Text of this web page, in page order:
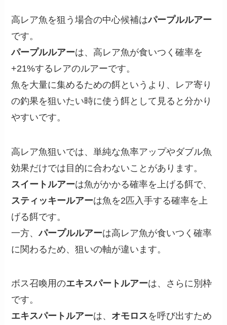
高レア魚を狙う場合の中心候補はパープルルアー
です。
パープルルアーは、高レア魚が食いつく確率を
+21%するレアのルアーです。
魚を大量に集めるための餌というより、レア寄り
の釣果を狙いたい時に使う餌として見ると分かり
やすいです。
高レア魚狙いでは、単純な魚率アップやダブル魚
効果だけでは目的に合わないことがあります。
スイートルアーは魚がかかる確率を上げる餌で、
スティッキールアーは魚を2匹入手する確率を上
げる餌です。
一方、パープルルアーは高レア魚が食いつく確率
に関わるため、狙いの軸が違います。
ボス召喚用のエキスパートルアーは、さらに別枠
です。
エキスパートルアーは、 オモロスを呼び出すため